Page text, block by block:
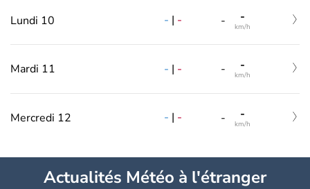
Lundi 10 - | - - -
km/h
Mardi 11 - | - - -
km/h
Mercredi 12 - | - - -
km/h
Actualités Météo à l'étranger